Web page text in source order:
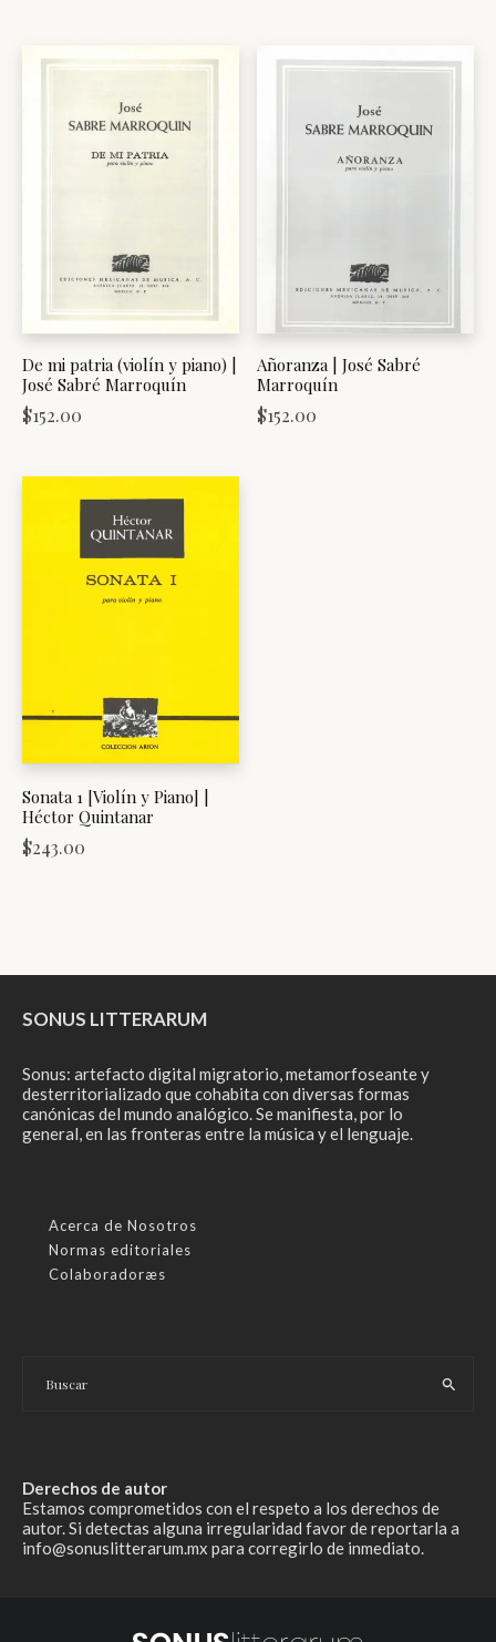
De mi patria (violín y piano) |
José Sabré Marroquín
$152.00
Añoranza | José Sabré
Marroquín
$152.00
Sonata 1 [Violín y Piano] |
Héctor Quintanar
$243.00
SONUS LITTERARUM
Sonus: artefacto digital migratorio, metamorfoseante y
desterritorializado que cohabita con diversas formas
canónicas del mundo analógico. Se manifiesta, por lo
general, en las fronteras entre la música y el lenguaje.
Acerca de Nosotros
Normas editoriales
Colaboradoræs
Derechos de autor
Estamos comprometidos con el respeto a los derechos de
autor. Si detectas alguna irregularidad favor de reportarla a
info@sonuslitterarum.mx para corregirlo de inmediato.